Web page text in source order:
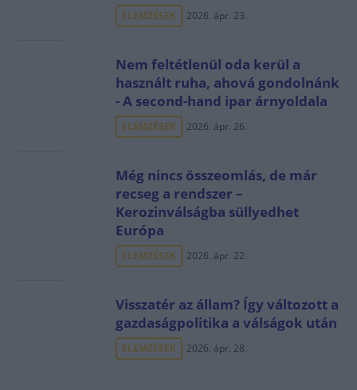
ELEMZÉSEK 2026. ápr. 23.
Nem feltétlenül oda kerül a
használt ruha, ahová gondolnánk
- A second-hand ipar árnyoldala
ELEMZÉSEK 2026. ápr. 26.
Még nincs összeomlás, de már
recseg a rendszer –
Kerozinválságba süllyedhet
Európa
ELEMZÉSEK 2026. ápr. 22.
Visszatér az állam? Így változott a
gazdaságpolitika a válságok után
ELEMZÉSEK 2026. ápr. 28.